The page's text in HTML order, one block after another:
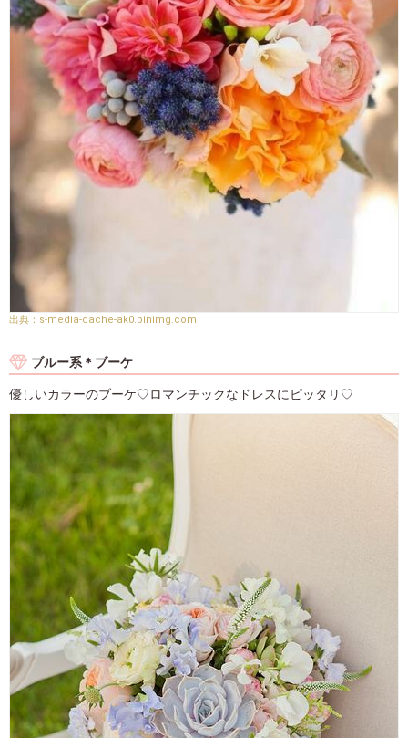
s-media-cache-ak0.pinimg.com
ブルー系＊ブーケ
優しいカラーのブーケ♡ロマンチックなドレスにピッタリ♡